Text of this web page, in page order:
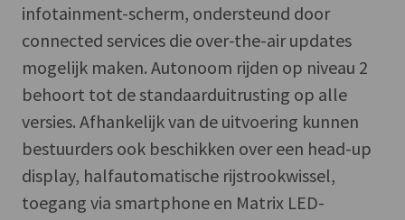
infotainment-scherm, ondersteund door
connected services die over-the-air updates
mogelijk maken. Autonoom rijden op niveau 2
behoort tot de standaarduitrusting op alle
versies. Afhankelijk van de uitvoering kunnen
bestuurders ook beschikken over een head-up
display, halfautomatische rijstrookwissel,
toegang via smartphone en Matrix LED-